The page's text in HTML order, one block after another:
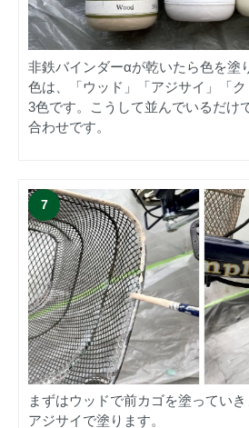
非鉄バインダーαが乾いたら色を塗
色は、「ウッド」「アジサイ」「
3色です。こうして並んでいるだけ
合わせです。
まずはウッドで前カゴを塗ってい
アジサイで塗ります。